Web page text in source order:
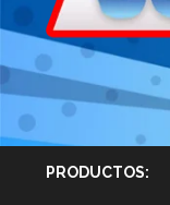
PRODUCTOS: